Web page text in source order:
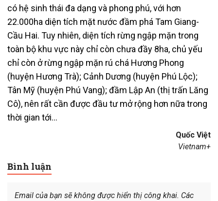
có hệ sinh thái đa dạng và phong phú, với hơn
22.000ha diện tích mặt nước đầm phá Tam Giang-
Cầu Hai. Tuy nhiên, diện tích rừng ngập mặn trong
toàn bộ khu vực này chỉ còn chưa đầy 8ha, chủ yếu
chỉ còn ở rừng ngập mặn rú chá Hương Phong
(huyện Hương Trà); Cảnh Dương (huyện Phú Lộc);
Tân Mỹ (huyện Phú Vang); đầm Lập An (thị trấn Lăng
Cô), nên rất cần được đầu tư mở rộng hơn nữa trong
thời gian tới…
Quốc Việt
Vietnam+
Bình luận
Email của bạn sẽ không được hiển thị công khai. Các